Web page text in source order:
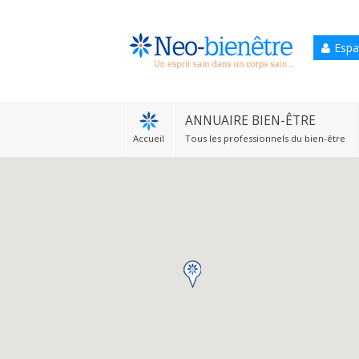
Accueil
ANNUAIRE BIEN-ÊTRE
Tous les professionnels du bien-être